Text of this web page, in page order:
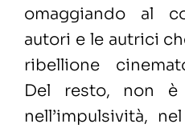
omaggiando al
autori e le autrici
ribellione
Del resto, non è
nell’impulsività,